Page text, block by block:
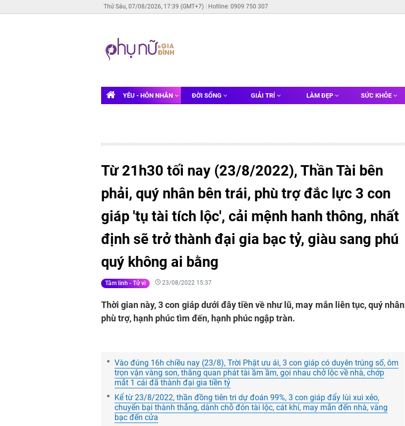
Thứ Sáu, 07/08/2026, 17:39 (GMT+7) Hotline: 0909 750 307
YÊU - HÔN NHÂN ĐỜI SỐNG GIẢI TRÍ LÀM ĐẸP SỨC KHỎE
Từ 21h30 tối nay (23/8/2022), Thần Tài bên
phải, quý nhân bên trái, phù trợ đắc lực 3 con
giáp 'tụ tài tích lộc', cải mệnh hanh thông, nhất
định sẽ trở thành đại gia bạc tỷ, giàu sang phú
quý không ai bằng
Tâm linh - Tử vi 23/08/2022 15:37
Thời gian này, 3 con giáp dưới đây tiền về như lũ, may mắn liên tục, quý nhân
phù trợ, hạnh phúc tìm đến, hạnh phúc ngập tràn.
Vào đúng 16h chiều nay (23/8), Trời Phật ưu ái, 3 con giáp có duyên trúng số, ôm
trọn vận vàng son, thăng quan phát tài ầm ầm, gọi nhau chở lộc về nhà, chớp
mắt 1 cái đã thành đại gia tiền tỷ
Kể từ 23/8/2022, thần đồng tiên tri dự đoán 99%, 3 con giáp đẩy lùi xui xẻo,
chuyển bại thành thắng, dành chỗ đón tài lộc, cát khí, may mắn đến nhà, vàng
bạc đến cửa